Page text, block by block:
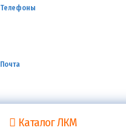
Телефоны
Почта
Каталог ЛКМ